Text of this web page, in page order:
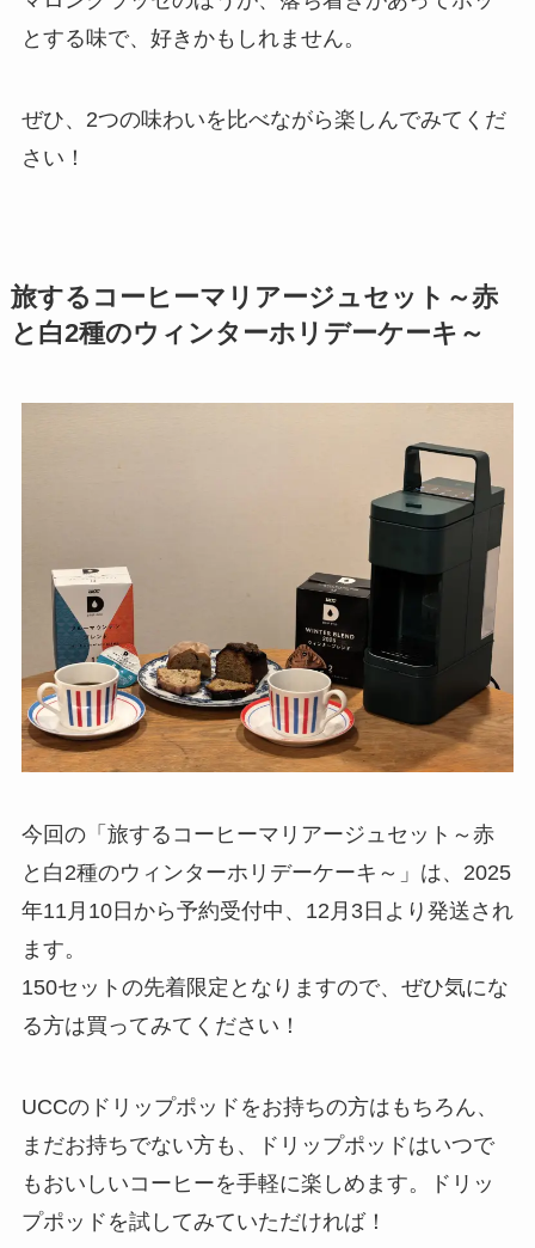
とする味で、好きかもしれません。
ぜひ、2つの味わいを比べながら楽しんでみてくだ
さい！
旅するコーヒーマリアージュセット～赤
と白2種のウィンターホリデーケーキ～
今回の「旅するコーヒーマリアージュセット～赤
と白2種のウィンターホリデーケーキ～」は、2025
年11月10日から予約受付中、12月3日より発送され
ます。
150セットの先着限定となりますので、ぜひ気にな
る方は買ってみてください！
UCCのドリップポッドをお持ちの方はもちろん、
まだお持ちでない方も、ドリップポッドはいつで
もおいしいコーヒーを手軽に楽しめます。ドリッ
プポッドを試してみていただければ！